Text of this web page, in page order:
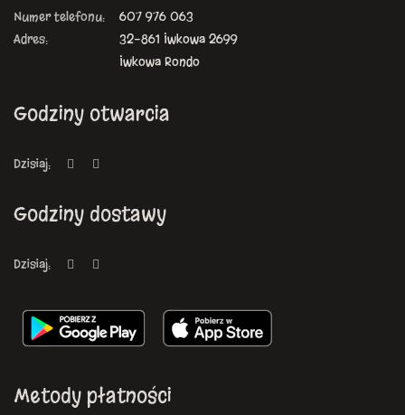
Numer telefonu:
607 976 063
Adres:
32-861 Iwkowa 2699
Iwkowa Rondo
Godziny otwarcia
Dzisiaj:
Godziny dostawy
Dzisiaj:
Metody płatności